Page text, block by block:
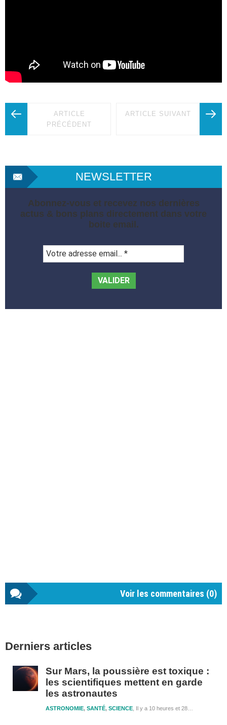
ARTICLE
PRÉCÉDENT
ARTICLE SUIVANT
NEWSLETTER
Abonnez-vous et recevez nos dernières
actus & bons plans directement dans votre
boite email.
adresse
Voir les commentaires (0)
latérale
Derniers articles
Sur Mars, la poussière est toxique :
les scientifiques mettent en garde
les astronautes
Il y a 10 heures et 28 minutes
ASTRONOMIE, SANTÉ, SCIENCE